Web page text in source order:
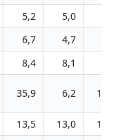
5,2 5,0
6,7 4,7
8,4 8,1
35,9 6,2 12,9
13,5 13,0
10,9